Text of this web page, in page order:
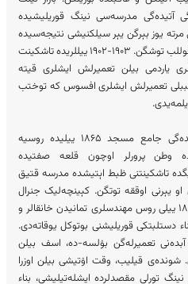
آتیده‌گی مدرسه‌سی نینگ قوریلیشیده
ییللریده ایکی مرته یوز بېرگن یېر سیلکنیشی نتیجه‌سیده
مدرسه پیشتاقی نینگ یوقاری قسمی قوللب توشگن. ۱۹۰۳-۱۹۰۲ ییللریده تاشکینت
یاردمی بیلن تعمیرلش ایشلری قیته
تعمیرلش ایشلری افسوس که توختب
کۉکلداش مدرسه‌سی و اونینگ یانیده‌گی جامع مسجد ۱۸۶۵ ییلیده روسیه
وطن پرورلر اوچون قلعه صفتیده
تاشکینتنی ظبط اېتیشده مدرسه قتیق
یېرنی اوققه توتگن. کېینچه‌لیک‌ جنرال
چیرنایف اۉز عیبنی یوویش اوچون ۱۸۸۶ ییلی روس مهندسلری تمانیدن خانقالر و
دستلبتکی قوریلیشنی بوتوکل یوقاته‌دی.
آبده‌نی تعمیرله‌گن بۉلسه-ده، اسف بیلن
شونده‌ی قیلیب، وقت اۉتیشی بیلن اوزرا
تورلی مقصدلرده ایشله‌تیلیشی، بناء